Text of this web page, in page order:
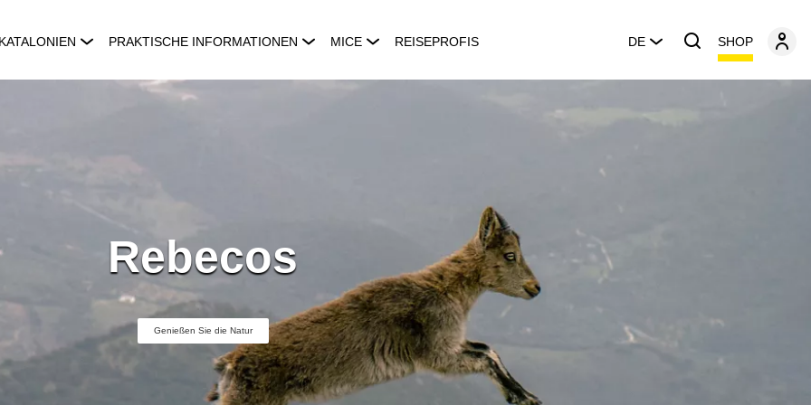
PRAKTISCHE INFORMATIONEN MICE REISEPROFIS DE SHOP
Rebecos
Genießen Sie die Natur